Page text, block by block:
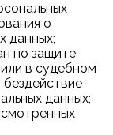
о
данных;
по защите
в судебном
данных;